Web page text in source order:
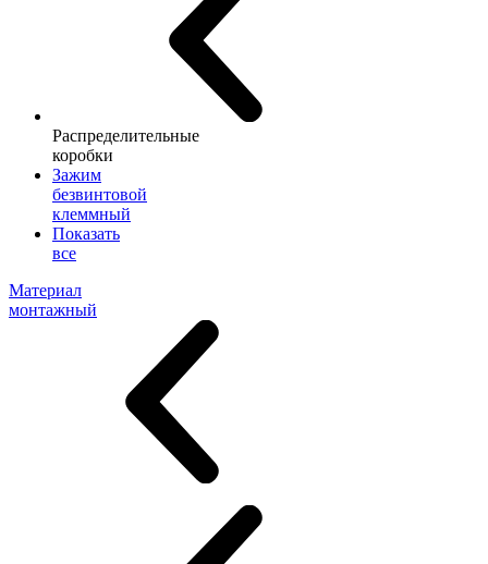
Распределительные
коробки
Зажим
безвинтовой
клеммный
Показать
все
Материал
монтажный